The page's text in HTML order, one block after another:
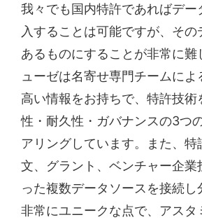
我々でも国内特許であればデー
入することは可能ですが、そ
あるものにすることが非常に難
ューゼは名寄せ専門チームに
高い情報をお持ちで、特許技術
性・耐久性・ガバナンスの3つ
アリングしています。また、特
文、グラント、ベンチャー企業
った複数データソースを接続し
非常にユニークな点で、アスタ